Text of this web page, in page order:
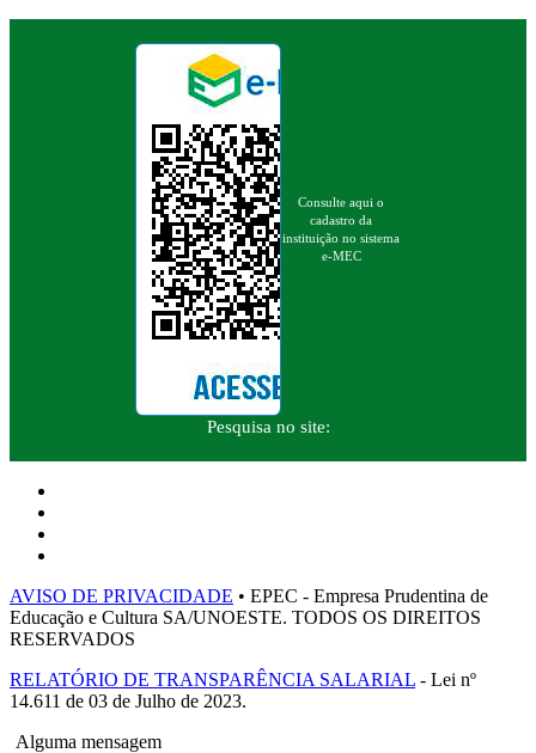
Consulte aqui o
cadastro da
instituição no sistema
e-MEC
Pesquisa no site:
AVISO DE PRIVACIDADE • EPEC - Empresa Prudentina de
Educação e Cultura SA/UNOESTE. TODOS OS DIREITOS
RESERVADOS
RELATÓRIO DE TRANSPARÊNCIA SALARIAL - Lei nº
14.611 de 03 de Julho de 2023.
Alguma mensagem